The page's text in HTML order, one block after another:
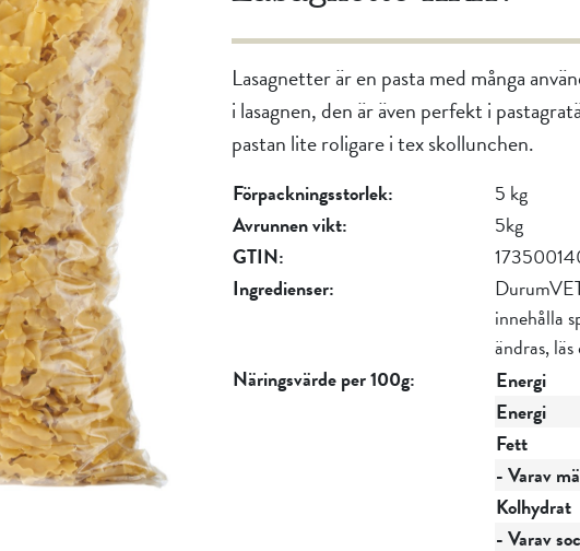
Lasagnetter är en pasta med många
i lasagnen, den är även perfekt i
pastan lite roligare i tex skollunchen.
Förpackningsstorlek:
5 kg
Avrunnen vikt:
5kg
GTIN:
Ingredienser:
innehålla
ändras,
Näringsvärde per 100g:
Energi
Energi
Fett
- Varav
Kolhydrat
- Varav